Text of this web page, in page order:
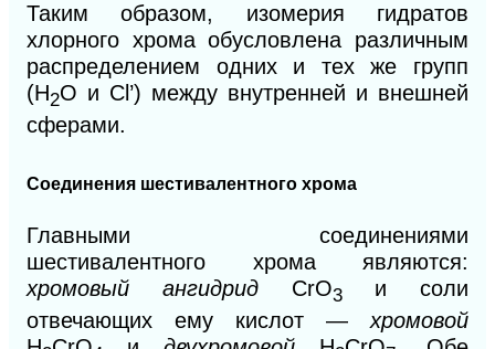
Таким образом, изомерия гидратов
хлорного хрома обусловлена различным
распределением одних и тех же групп
(Н2О и Сl’) между внутренней и внешней
сферами.
Соединения шестивалентного хрома
Главными соединениями
шестивалентного хрома являются:
хромовый ангидрид СrО3и соли
отвечающих ему кислот — хромовой